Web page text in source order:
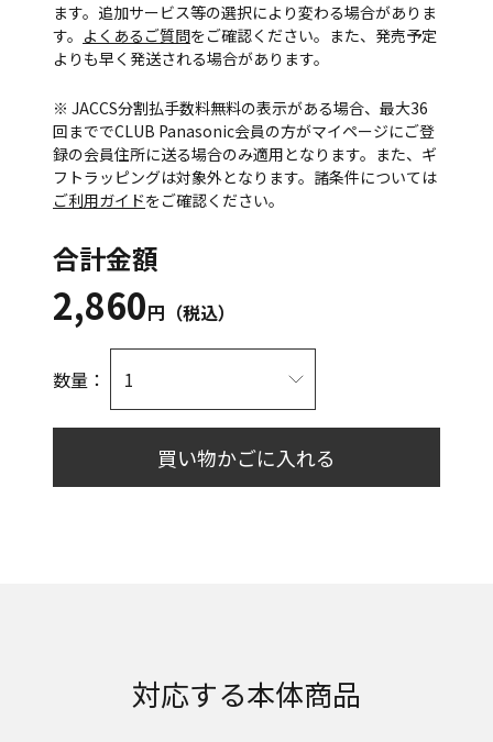
ます。追加サービス等の選択により変わる場合がありま
す。 よくあるご質問をご確認ください。また、発売予定
よりも早く発送される場合があります。
※ JACCS分割払手数料無料の表示がある場合、最大36
回まででCLUB Panasonic会員の方がマイページにご登
録の会員住所に送る場合のみ適用となります。また、ギ
フトラッピングは対象外となります。諸条件については
ご利用ガイドをご確認ください。
合計金額
2,860円（税込）
数量：
買い物かごに入れる
対応する本体商品